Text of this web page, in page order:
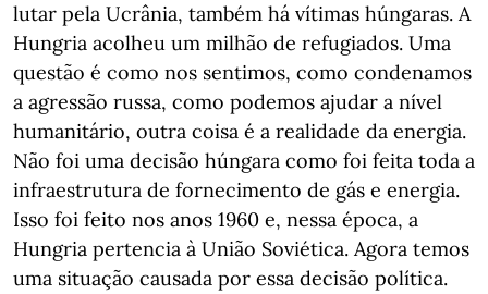
lutar pela Ucrânia, também há vítimas húngaras. A
Hungria acolheu um milhão de refugiados. Uma
questão é como nos sentimos, como condenamos
a agressão russa, como podemos ajudar a nível
humanitário, outra coisa é a realidade da energia.
Não foi uma decisão húngara como foi feita toda a
infraestrutura de fornecimento de gás e energia.
Isso foi feito nos anos 1960 e, nessa época, a
Hungria pertencia à União Soviética. Agora temos
uma situação causada por essa decisão política.